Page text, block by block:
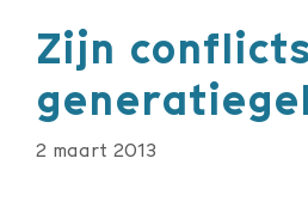
Zijn
2 maart 2013